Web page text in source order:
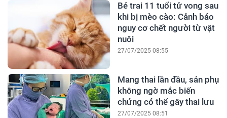
Bé trai 11 tuổi tử vong sau
khi bị mèo cào: Cảnh báo
nguy cơ chết người từ vật
nuôi
27/07/2025 08:55
Mang thai lần đầu, sản phụ
không ngờ mắc biến
chứng có thể gây thai lưu
27/07/2025 08:51